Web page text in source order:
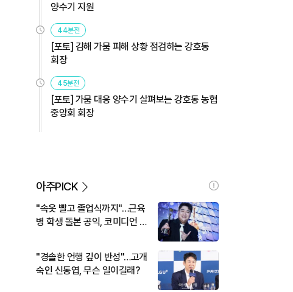
양수기 지원
44분전
[포토] 김해 가뭄 피해 상황 점검하는 강호동
회장
45분전
[포토] 가뭄 대응 양수기 살펴보는 강호동 농협
중앙회 회장
아주PICK
"속옷 빨고 졸업식까지"…근육
병 학생 돌본 공익, 코미디언 김
"경솔한 언행 깊이 반성"…고개
숙인 신동엽, 무슨 일이길래?